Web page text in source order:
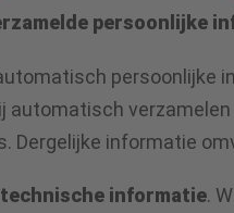
persoonlijke
persoonlijke
automatisch
Dergelijke informatie
informatie.